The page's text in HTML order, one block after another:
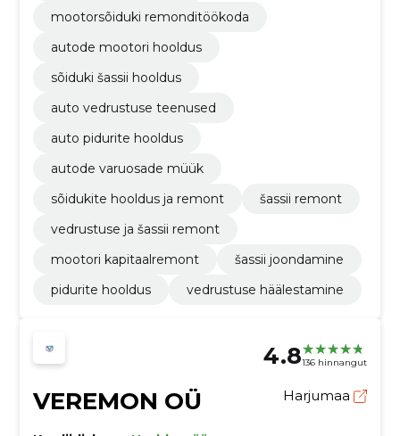
mootorsõiduki remonditöökoda
autode mootori hooldus
sõiduki šassii hooldus
auto vedrustuse teenused
auto pidurite hooldus
autode varuosade müük
sõidukite hooldus ja remont
šassii remont
vedrustuse ja šassii remont
mootori kapitaalremont
šassii joondamine
pidurite hooldus
vedrustuse häälestamine
4.8136 hinnangut
VEREMON OÜ Harjumaa